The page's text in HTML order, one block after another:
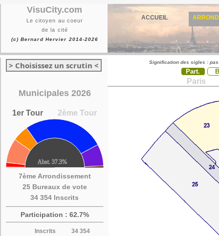
VisuCity.com
Le citoyen au coeur
de la cité
(c) Bernard Hervier 2014-2026
ACCUEIL
> Choisissez un scrutin <
Municipales 2026
1er Tour 2ème Tour
7ème Arrondissement
25 Bureaux de vote
34 354 Inscrits
Participation : 62.7%
Inscrits
34 354
Signification des sigles :
Part.
Paris